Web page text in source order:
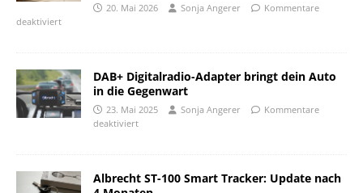
20. Mai 2026 Sonja Angerer
Kommentare
deaktiviert
DAB+ Digitalradio-Adapter bringt dein Auto
in die Gegenwart
23. Mai 2025 Sonja Angerer
Kommentare
deaktiviert
Albrecht ST-100 Smart Tracker: Update nach